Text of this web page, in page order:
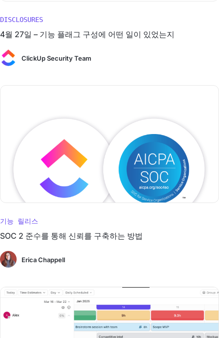
DISCLOSURES
4월 27일 – 기능 플래그 구성에 어떤 일이 있었는지
ClickUp Security Team
기능 릴리스
SOC 2 준수를 통해 신뢰를 구축하는 방법
Erica Chappell